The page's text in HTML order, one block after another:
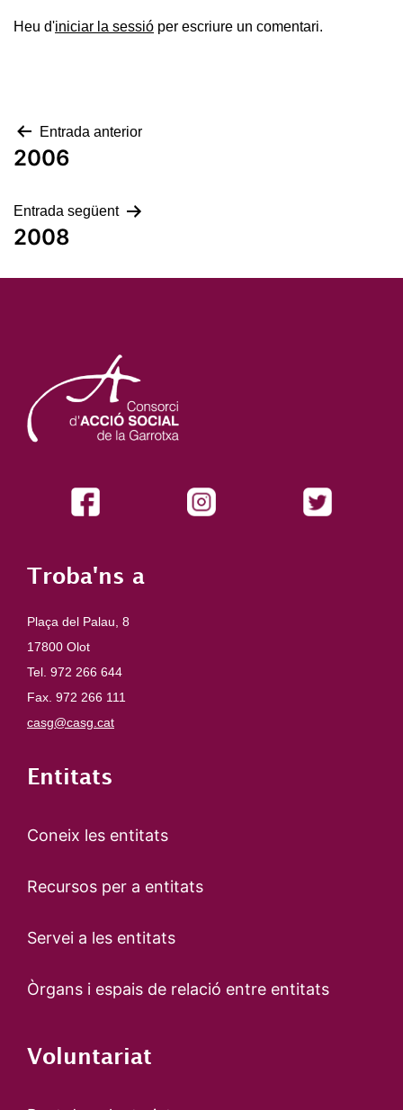
Heu d'iniciar la sessió per escriure un comentari.
Navegació
Entrada anterior
2006
Entrada següent
2008
Troba'ns a
Plaça del Palau, 8
17800 Olot
Tel. 972 266 644
Fax. 972 266 111
casg@casg.cat
Entitats
Coneix les entitats
Recursos per a entitats
Servei a les entitats
Òrgans i espais de relació entre entitats
Voluntariat